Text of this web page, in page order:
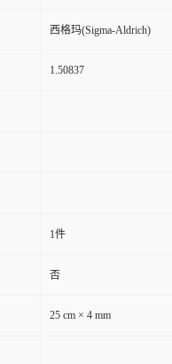
西格玛(Sigma-Aldrich)
1.50837
1件
否
25 cm × 4 mm